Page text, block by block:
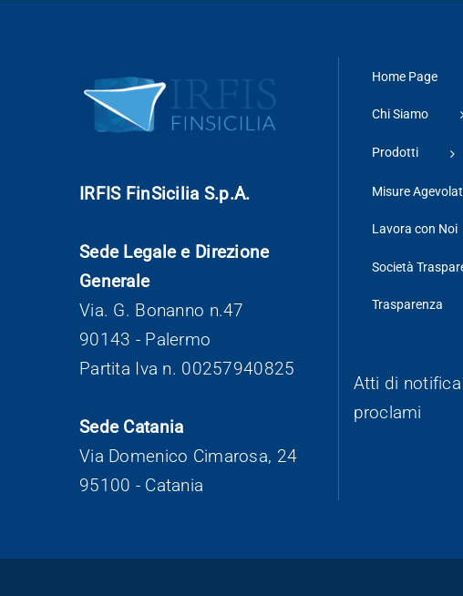
IRFIS FinSicilia S.p.A.
Sede Legale e Direzione
Generale
Via. G. Bonanno n.47
90143 - Palermo
Partita Iva n. 00257940825
Sede Catania
Via Domenico Cimarosa, 24
95100 - Catania
Home Page
Chi Siamo
Prodotti
Misure
Lavora con Noi
Società
Trasparenza
Atti di
proclami